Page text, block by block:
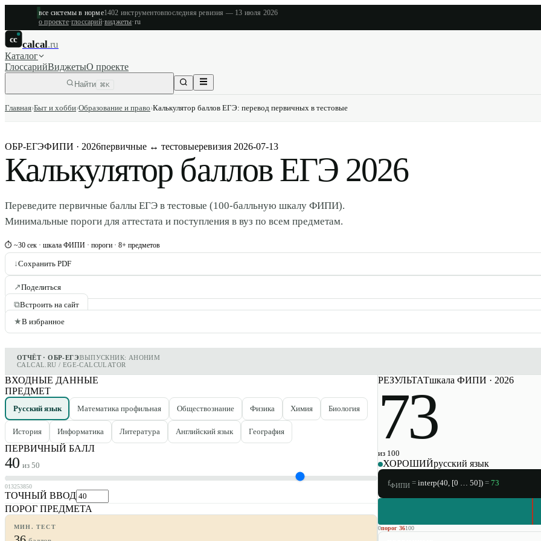
все системы в норме1402 инструментовпоследняя ревизия — 13 июля 2026
о проекте·глоссарий·виджеты·ru
cc calcal.ru
Каталог
ГлоссарийВиджетыО проекте
Найти ⌘K
Главная›Быт и хобби›Образование и право›Калькулятор баллов ЕГЭ: перевод первичных в тестовые
ОБР-ЕГЭФИПИ · 2026первичные ↔ тестовыеревизия 2026-07-13
Калькулятор баллов ЕГЭ 2026
Переведите первичные баллы ЕГЭ в тестовые (100-балльную шкалу ФИПИ).
Минимальные пороги для аттестата и поступления в вуз по всем предметам.
⏱ ~30 сек · шкала ФИПИ · пороги · 8+ предметов
↓Сохранить PDF
↗Поделиться
⧉Встроить на сайт
★В избранное
ОТЧЁТ · ОБР-ЕГЭ|ВЫПУСКНИК: АНОНИМ
CALCAL.RU / EGE-CALCULATOR
ВХОДНЫЕ ДАННЫЕ
ПРЕДМЕТ
Русский язык Математика профильная Обществознание Физика Химия Биология
История Информатика Литература Английский язык География
ПЕРВИЧНЫЙ БАЛЛ
40 из 50
013253850
ТОЧНЫЙ ВВОД
ПОРОГ ПРЕДМЕТА
МИН. ТЕСТ
РЕЗУЛЬТАТшкала ФИПИ · 2026
73
из 100
ХОРОШИЙрусский язык
fФИПИ= interp(40, [0 … 50]) = 73
0порог 36100